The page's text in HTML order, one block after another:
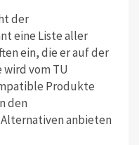
der
eine Liste aller
ein, die er auf der
vom TU
Produkte
den
anbieten